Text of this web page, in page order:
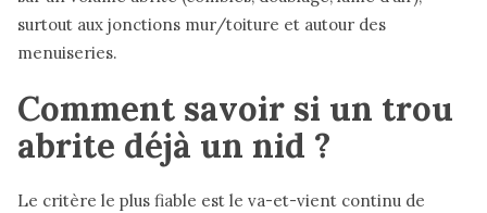
surtout aux jonctions mur/toiture et autour des
menuiseries.
Comment savoir si un trou
abrite déjà un nid ?
Le critère le plus fiable est le va-et-vient continu de